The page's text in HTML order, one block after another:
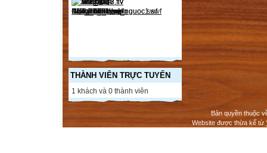
THÀNH VIÊN TRỰC TUYẾN
1 khách và 0 thành viên
Bản quyền thuộc
Website được thừa kế từ